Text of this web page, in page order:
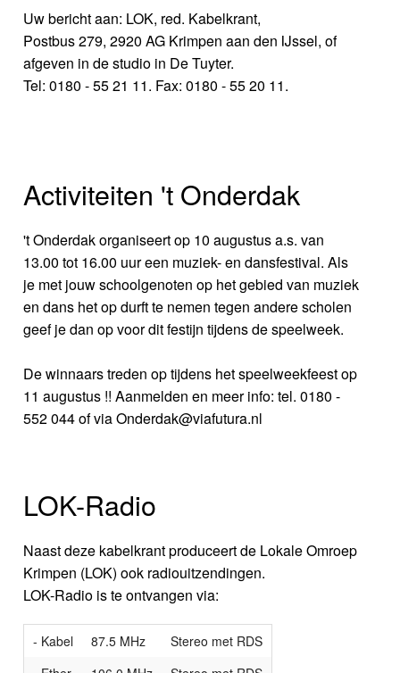
Uw bericht aan: LOK, red. Kabelkrant,
Postbus 279, 2920 AG Krimpen aan den IJssel, of
afgeven in de studio in De Tuyter.
Tel: 0180 - 55 21 11. Fax: 0180 - 55 20 11.
Activiteiten 't Onderdak
't Onderdak organiseert op 10 augustus a.s. van
13.00 tot 16.00 uur een muziek- en dansfestival. Als
je met jouw schoolgenoten op het gebied van muziek
en dans het op durft te nemen tegen andere scholen
geef je dan op voor dit festijn tijdens de speelweek.
De winnaars treden op tijdens het speelweekfeest op
11 augustus !! Aanmelden en meer info: tel. 0180 -
552 044 of via Onderdak@viafutura.nl
LOK-Radio
Naast deze kabelkrant produceert de Lokale Omroep
Krimpen (LOK) ook radiouitzendingen.
LOK-Radio is te ontvangen via:
- Kabel 87.5 MHz
Stereo met RDS